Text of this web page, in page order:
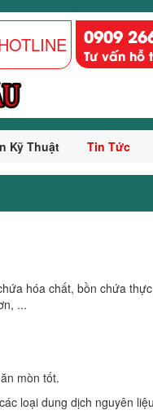
0909
Tư vấn hỗ
Kỹ Thuật Tin Tức
hóa chất, bồn chứa
...
mòn tốt.
loại dung dịch nguyên